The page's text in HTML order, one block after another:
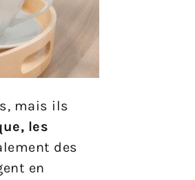
mais ils
les
des
en